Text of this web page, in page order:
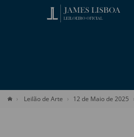
Leilão de Arte 12 de Maio de 2025